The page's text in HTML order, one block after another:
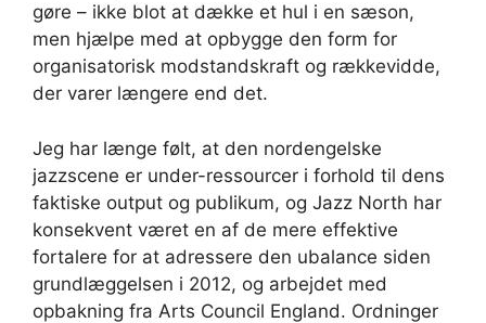
gøre – ikke blot at dække et hul i en sæson,
men hjælpe med at opbygge den form for
organisatorisk modstandskraft og rækkevidde,
der varer længere end det.
Jeg har længe følt, at den nordengelske
jazzscene er under-ressourcer i forhold til dens
faktiske output og publikum, og Jazz North har
konsekvent været en af ​​de mere effektive
fortalere for at adressere den ubalance siden
grundlæggelsen i 2012, og arbejdet med
opbakning fra Arts Council England. Ordninger